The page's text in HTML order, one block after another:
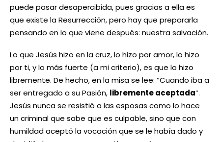
puede pasar desapercibida, pues gracias a ella es
que existe la Resurrección, pero hay que prepararla
pensando en lo que viene después: nuestra salvación.
Lo que Jesús hizo en la cruz, lo hizo por amor, lo hizo
por ti, y lo más fuerte (a mi criterio), es que lo hizo
libremente. De hecho, en la misa se lee: “Cuando iba a
ser entregado a su Pasión, libremente aceptada”.
Jesús nunca se resistió a las esposas como lo hace
un criminal que sabe que es culpable, sino que con
humildad aceptó la vocación que se le había dado y